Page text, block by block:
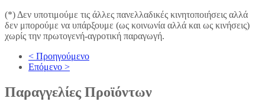
(*) Δεν υποτιμούμε τις άλλες πανελλαδικές κινητοποιήσεις αλλά
δεν μπορούμε να υπάρξουμε (ως κοινωνία αλλά και ως κινήσεις)
χωρίς την πρωτογενή-αγροτική παραγωγή.
< Προηγούμενο
Επόμενο >
Παραγγελίες Προϊόντων